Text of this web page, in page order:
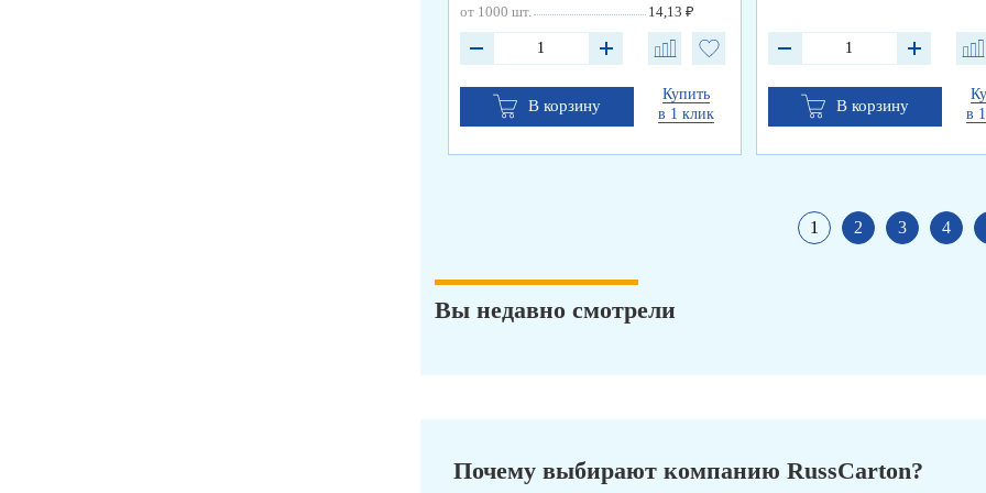
от 1000 шт.
14,13 ₽
В корзину
Купить
в 1 клик
В корзину
в
1 2 3 4
Вы недавно смотрели
Почему выбирают компанию RussCarton?